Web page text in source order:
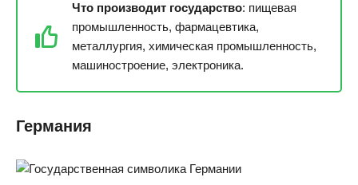
Что производит государство: пищевая
промышленность, фармацевтика,
металлургия, химическая промышленность,
машиностроение, электроника.
Германия